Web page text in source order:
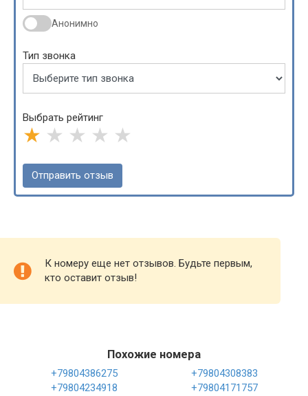
Анонимно
Тип звонка
Выбрать рейтинг
★ ★ ★ ★ ★
К номеру еще нет отзывов. Будьте первым,
кто оставит отзыв!
Похожие номера
+79804386275
+79804308383
+79804234918
+79804171757